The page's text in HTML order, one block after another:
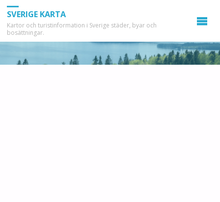
SVERIGE KARTA
Kartor och turistinformation i Sverige städer, byar och
bosättningar.